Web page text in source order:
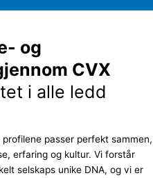
og
CVX
i alle ledd
passer perfekt sammen,
erfaring og kultur. Vi forstår
selskaps unike DNA, og vi er